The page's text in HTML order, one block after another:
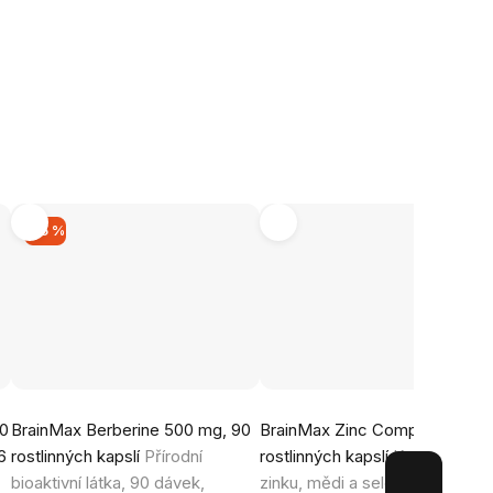
–15 %
BrainMax Berberine 500 mg, 90
rostlinných kapslí Přírodní
bioaktivní látka, 90 dávek,
hodnocení
produktu
BrainMax Zinc Complex®, 100
rostlinných kapslíKombinace
zinku, mědi a selenu ve
hodnocení
produktu